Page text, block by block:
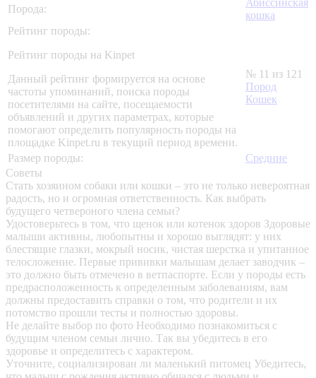
Порода:
Абиссинская
кошка
Рейтинг породы:
Рейтинг породы на Kinpet
Данный рейтинг формируется на основе
частоты упоминаний, поиска породы
посетителями на сайте, посещаемости
объявлений и других параметрах, которые
помогают определить популярность породы на
площадке Kinpet.ru в текущий период времени.
№ 11 из 121
Пород
Кошек
Размер породы:
Средние
Советы
Стать хозяином собаки или кошки – это не только невероятная
радость, но и огромная ответственность. Как выбрать
будущего четвероного члена семьи?
Удостоверьтесь в том, что щенок или котенок здоров Здоровые
малыши активны, любопытны и хорошо выглядят: у них
блестящие глазки, мокрый носик, чистая шерстка и упитанное
телосложение. Первые прививки малышам делает заводчик –
это должно быть отмечено в ветпаспорте. Если у породы есть
предрасположенность к определенным заболеваниям, вам
должны предоставить справки о том, что родители и их
потомство прошли тесты и полностью здоровы.
Не делайте выбор по фото Необходимо познакомиться с
будущим членом семьи лично. Так вы убедитесь в его
здоровье и определитесь с характером.
Уточните, социализирован ли маленький питомец Убедитесь,